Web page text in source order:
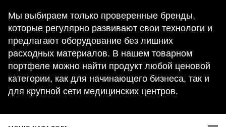
Мы выбираем только проверенные бренды,
которые регулярно развивают свои технологи и
предлагают оборудование без лишних
расходных материалов. В нашем товарном
портфеле можно найти продукт любой ценовой
категории, как для начинающего бизнеса, так и
для крупной сети медицинских центров.